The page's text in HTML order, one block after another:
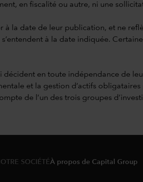
en fiscalité ou autre, ni une
la date de leur publication, et ne
à la date indiquée.
en toute indépendance de
et la gestion d’actifs
de l’un des trois groupes
SOCIÉTÉÀ propos de Capital Group